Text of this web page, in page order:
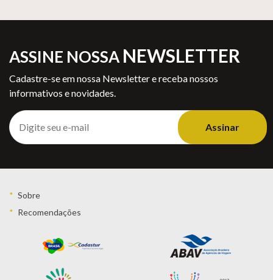
ASSINE NOSSA NEWSLETTER
Cadastre-se em nossa Newsletter e receba nossos
informativos e novidades.
Assinar
Sobre
Recomendações